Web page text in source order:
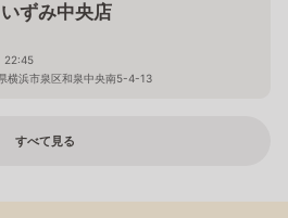
いずみ中央店
22:45
横浜市泉区和泉中央南5-4-13
すべて見る